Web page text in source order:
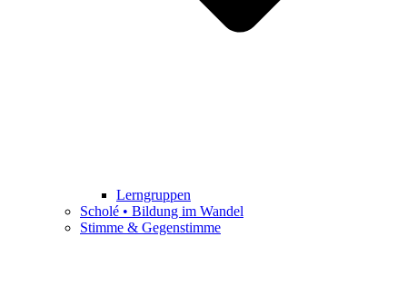
Lerngruppen
Scholé • Bildung im Wandel
Stimme & Gegenstimme